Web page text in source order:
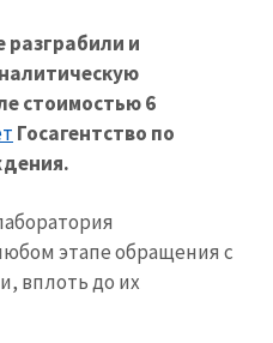
разграбили и
стоимостью 6
Госагентство по
этапе обращения с
вплоть до их